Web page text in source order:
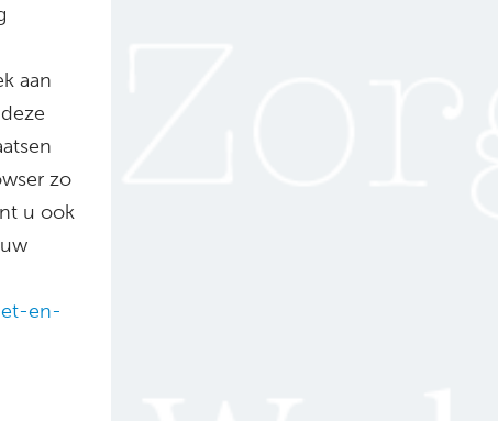
aan
zo
u ook
en-